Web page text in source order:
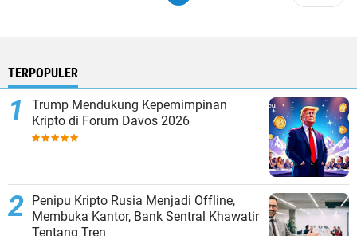
TERPOPULER
Trump Mendukung Kepemimpinan
Kripto di Forum Davos 2026
Penipu Kripto Rusia Menjadi Offline,
Membuka Kantor, Bank Sentral Khawatir
Tentang Tren